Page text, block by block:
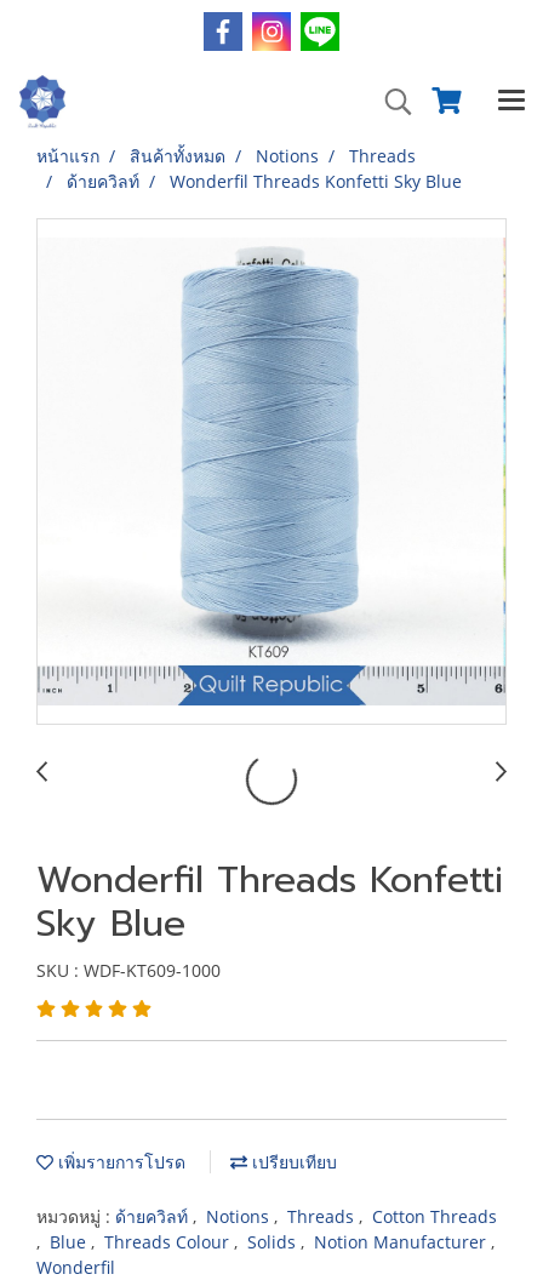
หน้าแรก สินค้าทั้งหมด Notions
Threads
ด้ายควิลท์
Wonderfil Threads Konfetti Sky Blue
Wonderfil Threads Konfetti
Sky Blue
SKU : WDF-KT609-1000
เพิ่มรายการโปรด เปรียบเทียบ
หมวดหมู่ : ด้ายควิลท์ , Notions , Threads , Cotton Threads
, Blue , Threads Colour , Solids , Notion Manufacturer ,
Wonderfil